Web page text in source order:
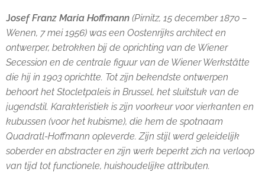
Josef Franz Maria Hoffmann (Pirnitz, 15 december 1870 –
Wenen, 7 mei 1956) was een Oostenrijks architect en
ontwerper, betrokken bij de oprichting van de Wiener
Secession en de centrale figuur van de Wiener Werkstätte
die hij in 1903 oprichtte. Tot zijn bekendste ontwerpen
behoort het Stocletpaleis in Brussel, het sluitstuk van de
jugendstil. Karakteristiek is zijn voorkeur voor vierkanten en
kubussen (voor het kubisme), die hem de spotnaam
Quadratl-Hoffmann opleverde. Zijn stijl werd geleidelijk
soberder en abstracter en zijn werk beperkt zich na verloop
van tijd tot functionele, huishoudelijke attributen.